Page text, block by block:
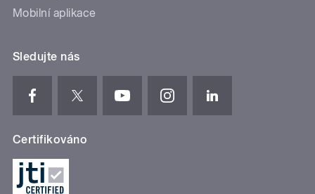
Mobilní aplikace
Sledujte nás
Certifikováno